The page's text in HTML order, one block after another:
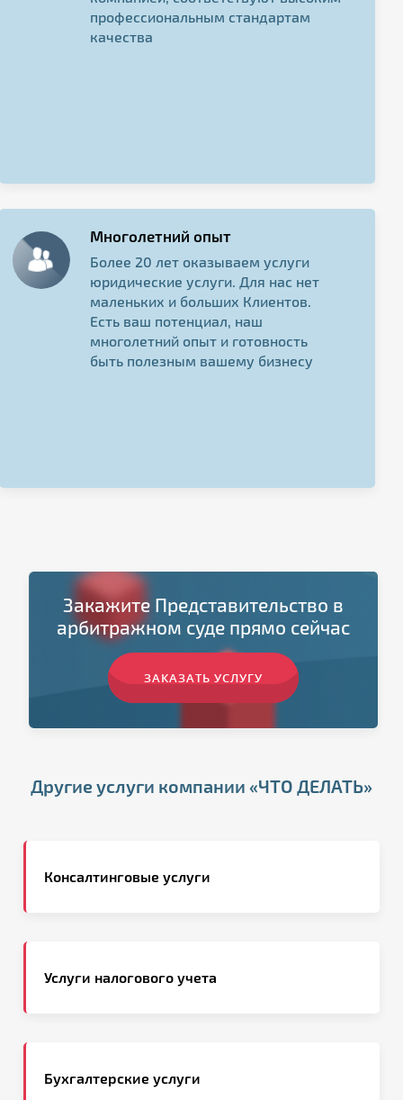
профессиональным стандартам
качества
Многолетний опыт
Более 20 лет оказываем услуги
юридические услуги. Для нас нет
маленьких и больших Клиентов.
Есть ваш потенциал, наш
многолетний опыт и готовность
быть полезным вашему бизнесу
Закажите Представительство в
арбитражном суде прямо сейчас
ЗАКАЗАТЬ УСЛУГУ
Другие услуги компании «ЧТО ДЕЛАТЬ»
Консалтинговые услуги
Услуги налогового учета
Бухгалтерские услуги